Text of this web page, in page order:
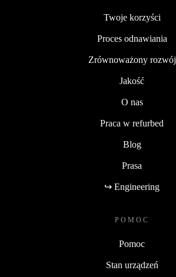
Twoje korzyści
Proces odnawiania
Zrównoważony rozwój
Jakość
O nas
Praca w refurbed
Blog
Prasa
↪ Engineering
POMOC
Pomoc
Stan urządzeń